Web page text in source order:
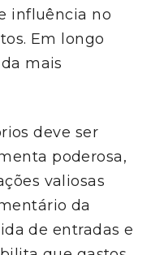
influência no
Em longo
mais
deve ser
poderosa,
valiosas
da
de entradas e